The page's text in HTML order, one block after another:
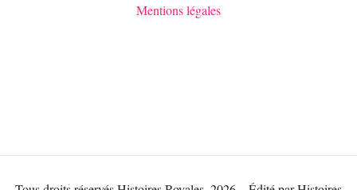
Mentions légales